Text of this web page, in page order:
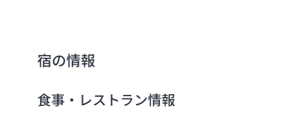
宿の情報
食事・レストラン情報